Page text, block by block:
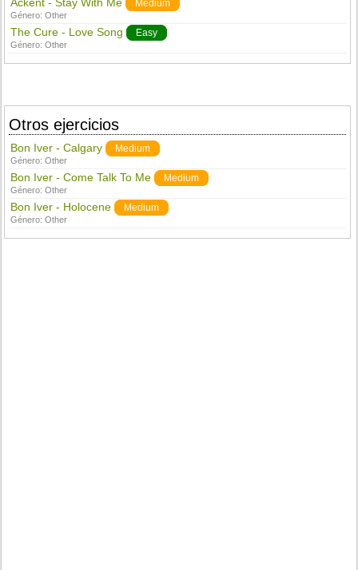
Medium
Género:Other
The Cure - Love Song Easy
Género:Other
Otros ejercicios
Bon Iver - Calgary Medium
Género:Other
Bon Iver - Come Talk To Me Medium
Género:Other
Bon Iver - Holocene Medium
Género:Other